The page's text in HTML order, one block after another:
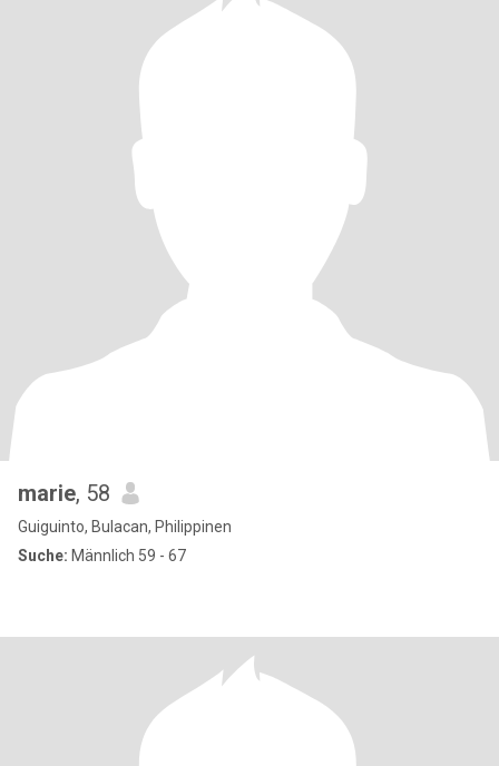
marie, 58
Guiguinto, Bulacan, Philippinen
Suche: Männlich 59 - 67